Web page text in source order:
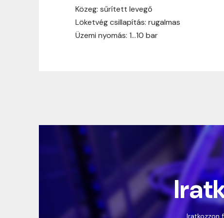
Közeg: sűrített levegő
Löketvég csillapítás: rugalmas
Üzemi nyomás: 1…10 bar
Iratkozzon